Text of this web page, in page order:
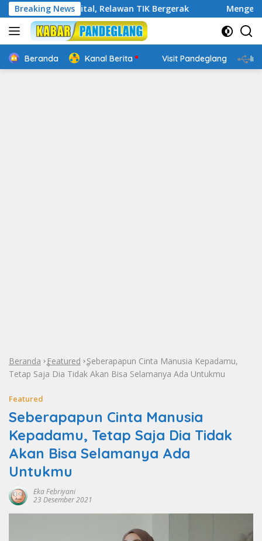
Langsung
ke
konten
Breaking News
Digital, Relawan TIK Bergerak Mengenal Website
Beranda Kanal Berita Visit Pandeglang
Beranda »Featured »Seberapapun Cinta Manusia Kepadamu,
Tetap Saja Dia Tidak Akan Bisa Selamanya Ada Untukmu
Featured
Seberapapun Cinta Manusia
Kepadamu, Tetap Saja Dia Tidak
Akan Bisa Selamanya Ada
Untukmu
Eka Febriyani
23 Desember 2021